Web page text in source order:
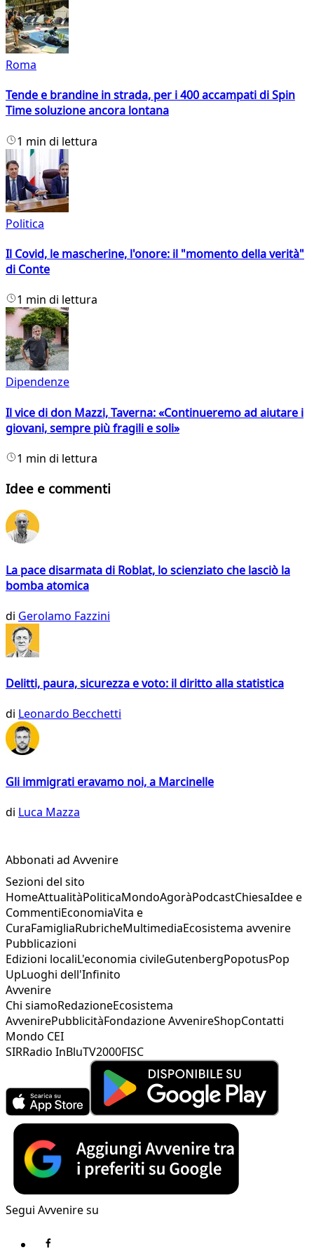
Roma
Tende e brandine in strada, per i 400 accampati di Spin
Time soluzione ancora lontana
1 min di lettura
Politica
Il Covid, le mascherine, l'onore: il "momento della verità"
di Conte
1 min di lettura
Dipendenze
Il vice di don Mazzi, Taverna: «Continueremo ad aiutare i
giovani, sempre più fragili e soli»
1 min di lettura
Idee e commenti
La pace disarmata di Roblat, lo scienziato che lasciò la
bomba atomica
di Gerolamo Fazzini
Delitti, paura, sicurezza e voto: il diritto alla statistica
di Leonardo Becchetti
Gli immigrati eravamo noi, a Marcinelle
di Luca Mazza
Abbonati ad Avvenire
Sezioni del sito
HomeAttualitàPoliticaMondoAgoràPodcastChiesaIdee e
CommentiEconomiaVita e
CuraFamigliaRubricheMultimediaEcosistema avvenire
Pubblicazioni
Edizioni localiL'economia civileGutenbergPopotusPop
UpLuoghi dell'Infinito
Avvenire
Chi siamoRedazioneEcosistema
AvvenirePubblicitàFondazione AvvenireShopContatti
Mondo CEI
SIRRadio InBluTV2000FISC
Segui Avvenire su